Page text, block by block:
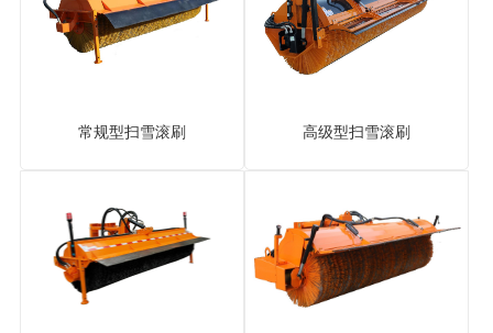
常规型扫雪滚刷 高级型扫雪滚刷